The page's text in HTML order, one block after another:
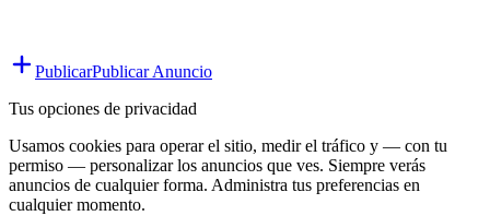
PublicarPublicar Anuncio
Tus opciones de privacidad
Usamos cookies para operar el sitio, medir el tráfico y — con tu
permiso — personalizar los anuncios que ves. Siempre verás
anuncios de cualquier forma. Administra tus preferencias en
cualquier momento.